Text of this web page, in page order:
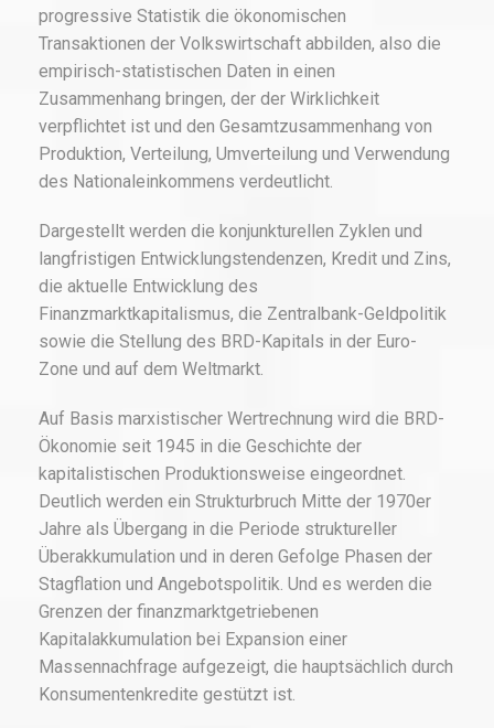
progressive Statistik die ökonomischen
Transaktionen der Volkswirtschaft abbilden, also die
empirisch-statistischen Daten in einen
Zusammenhang bringen, der der Wirklichkeit
verpflichtet ist und den Gesamtzusammenhang von
Produktion, Verteilung, Umverteilung und Verwendung
des Nationaleinkommens verdeutlicht.
Dargestellt werden die konjunkturellen Zyklen und
langfristigen Entwicklungstendenzen, Kredit und Zins,
die aktuelle Entwicklung des
Finanzmarktkapitalismus, die Zentralbank-Geldpolitik
sowie die Stellung des BRD-Kapitals in der Euro-
Zone und auf dem Weltmarkt.
Auf Basis marxistischer Wertrechnung wird die BRD-
Ökonomie seit 1945 in die Geschichte der
kapitalistischen Produktionsweise eingeordnet.
Deutlich werden ein Strukturbruch Mitte der 1970er
Jahre als Übergang in die Periode struktureller
Überakkumulation und in deren Gefolge Phasen der
Stagflation und Angebotspolitik. Und es werden die
Grenzen der finanzmarktgetriebenen
Kapitalakkumulation bei Expansion einer
Massennachfrage aufgezeigt, die hauptsächlich durch
Konsumentenkredite gestützt ist.